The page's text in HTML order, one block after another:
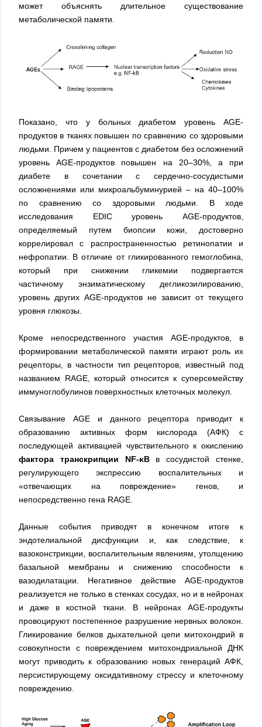
может объяснять длительное существование
метаболической памяти.
Показано, что у больных диабетом уровень AGE-
продуктов в тканях повышен по сравнению со здоровыми
людьми. Причем у пациентов с диабетом без осложнений
уровень AGE-продуктов повышен на 20–30%, а при
диабете в сочетании с сердечно-сосудистыми
осложнениями или микроальбуминурией – на 40–100%
по сравнению со здоровыми людьми. В ходе
исследования EDIC уровень AGE-продуктов,
определяемый путем биопсии кожи, достоверно
коррелировал с распространенностью ретинопатии и
нефропатии. В отличие от гликированного гемоглобина,
который при снижении гликемии подвергается
частичному энзиматическому дегликозилированию,
уровень других AGE-продуктов не зависит от текущего
уровня глюкозы.
Кроме непосредственного участия AGE-продуктов, в
формировании метаболической памяти играют роль их
рецепторы, в частности тип рецепторов, известный под
названием RAGE, который относится к суперсемейству
иммуноглобулинов поверхностных клеточных молекул.
Связывание AGE и данного рецептора приводит к
образованию активных форм кислорода (АФК) с
последующей активацией чувствительного к окислению
фактора транскрипции NF-κBв сосудистой стенке,
регулирующего экспрессию воспалительных и
«отвечающих на повреждение» генов, и
непосредственно гена RAGE.
Данные события приводят в конечном итоге к
эндотелиальной дисфункции и, как следствие, к
вазоконстрикции, воспалительным явлениям, утолщению
базальной мембраны и снижению способности к
вазодилатации. Негативное действие AGE-продуктов
реализуется не только в стенках сосудах, но и в нейронах
и даже в костной ткани. В нейронах AGE-продукты
провоцируют постепенное разрушение нервных волокон.
Гликирование белков дыхательной цепи митохондрий в
совокупности с повреждением митохондриальной ДНК
могут приводить к образованию новых генераций АФК,
персистирующему оксидативному стрессу и клеточному
повреждению.